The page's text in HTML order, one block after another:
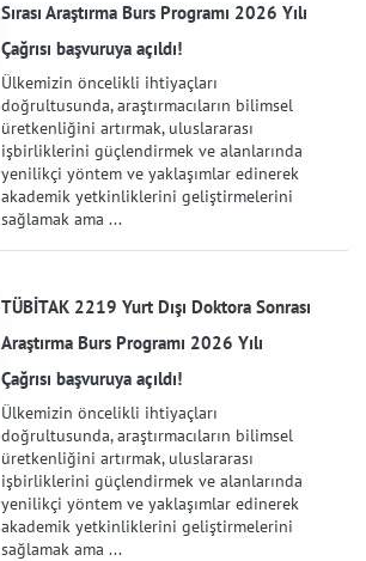
Sırası Araştırma Burs Programı 2026 Yılı
Çağrısı başvuruya açıldı!
Ülkemizin öncelikli ihtiyaçları
doğrultusunda, araştırmacıların bilimsel
üretkenliğini artırmak, uluslararası
işbirliklerini güçlendirmek ve alanlarında
yenilikçi yöntem ve yaklaşımlar edinerek
akademik yetkinliklerini geliştirmelerini
sağlamak ama ...
TÜBİTAK 2219 Yurt Dışı Doktora Sonrası
Araştırma Burs Programı 2026 Yılı
Çağrısı başvuruya açıldı!
Ülkemizin öncelikli ihtiyaçları
doğrultusunda, araştırmacıların bilimsel
üretkenliğini artırmak, uluslararası
işbirliklerini güçlendirmek ve alanlarında
yenilikçi yöntem ve yaklaşımlar edinerek
akademik yetkinliklerini geliştirmelerini
sağlamak ama ...